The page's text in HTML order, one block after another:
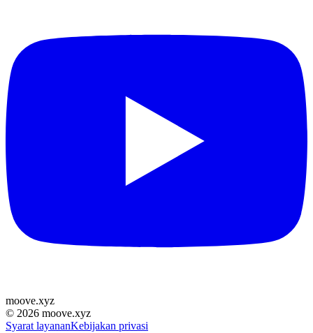
moove.xyz
© 2026 moove.xyz
Syarat layananKebijakan privasi